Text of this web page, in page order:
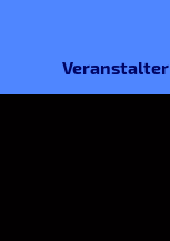
Veranstalter